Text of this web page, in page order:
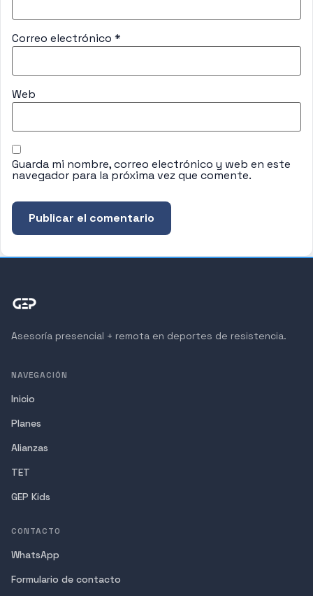
Correo electrónico *
Web
Guarda mi nombre, correo electrónico y web en este
navegador para la próxima vez que comente.
Asesoría presencial + remota en deportes de resistencia.
NAVEGACIÓN
Inicio
Planes
Alianzas
TET
GEP Kids
CONTACTO
WhatsApp
Formulario de contacto